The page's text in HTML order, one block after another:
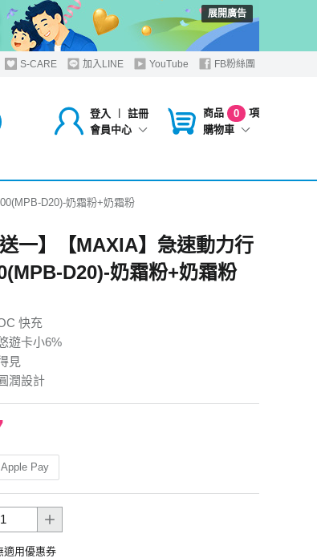
展開廣告
S-CARE 加入LINE YouTube FB粉絲團
登入 ︱
註冊
會員中心
商品 0
項
購物車
D20)-奶霜粉+奶霜粉
送一】【MAXIA】急速動力行
D20)-奶霜粉+奶霜粉
快充
遊卡小6%
見
潤設計
Apple Pay
適用優惠券